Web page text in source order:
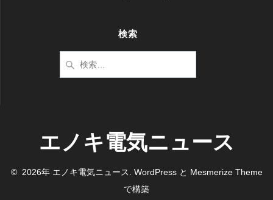
検索
検
索:
エノキ電気ニュース
© 2026年 エノキ電気ニュース. WordPress と Mesmerize Theme
で構築